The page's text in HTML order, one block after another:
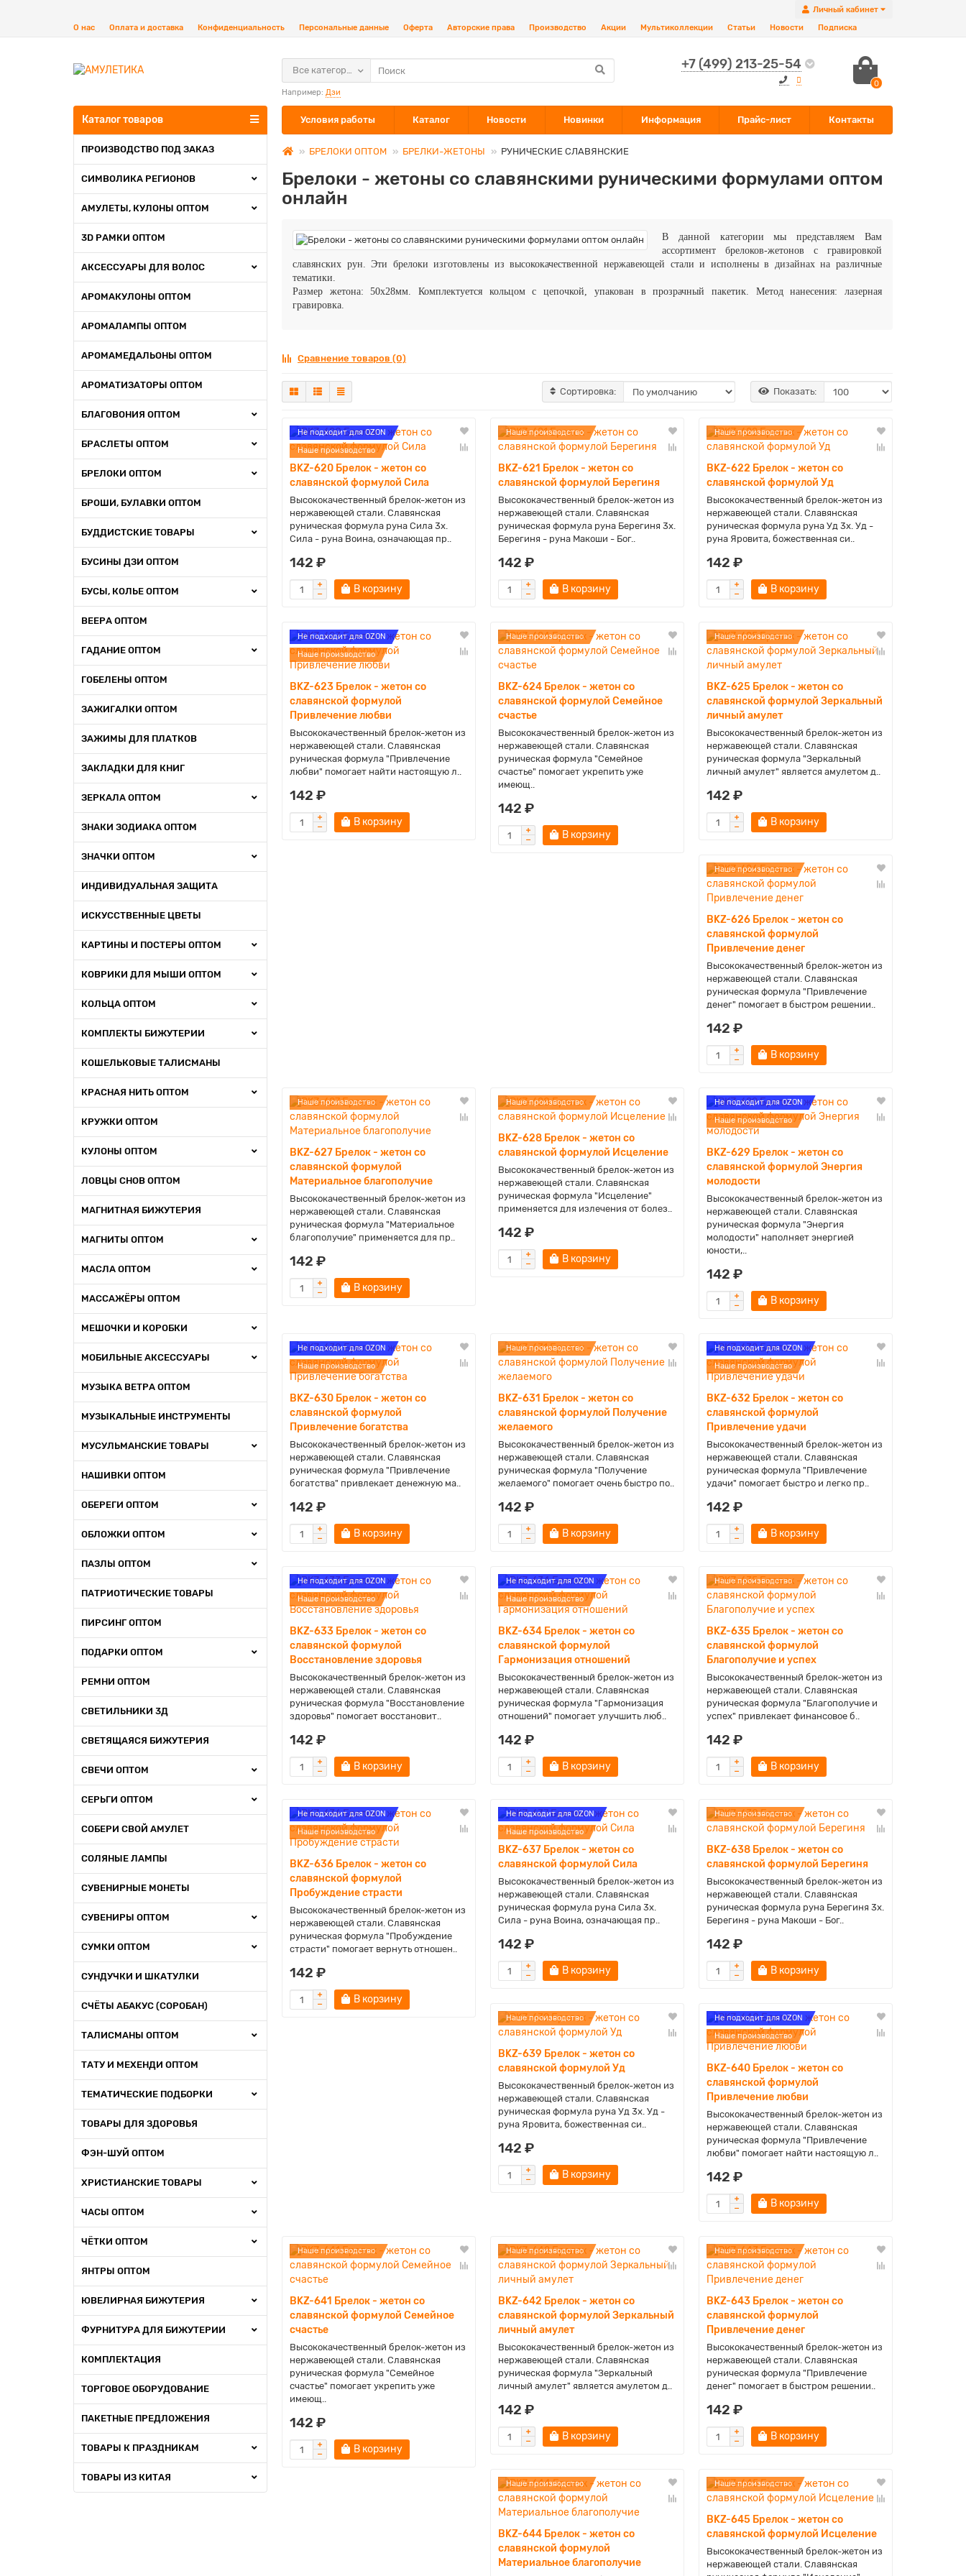
Личный кабинет
О нас
Оплата и доставка Конфиденциальность Персональные данные Оферта Авторские права Производство Акции Мультиколлекции Статьи Новости Подписка
+7 (499) 213-25-54
0
Все категории
Например: Дзи
Каталог товаров
ПРОИЗВОДСТВО ПОД ЗАКАЗ
СИМВОЛИКА РЕГИОНОВ
АМУЛЕТЫ, КУЛОНЫ ОПТОМ
3D РАМКИ ОПТОМ
АКСЕССУАРЫ ДЛЯ ВОЛОС
АРОМАКУЛОНЫ ОПТОМ
АРОМАЛАМПЫ ОПТОМ
АРОМАМЕДАЛЬОНЫ ОПТОМ
АРОМАТИЗАТОРЫ ОПТОМ
БЛАГОВОНИЯ ОПТОМ
БРАСЛЕТЫ ОПТОМ
БРЕЛОКИ ОПТОМ
БРОШИ, БУЛАВКИ ОПТОМ
БУДДИСТСКИЕ ТОВАРЫ
БУСИНЫ ДЗИ ОПТОМ
БУСЫ, КОЛЬЕ ОПТОМ
ВЕЕРА ОПТОМ
ГАДАНИЕ ОПТОМ
ГОБЕЛЕНЫ ОПТОМ
ЗАЖИГАЛКИ ОПТОМ
ЗАЖИМЫ ДЛЯ ПЛАТКОВ
ЗАКЛАДКИ ДЛЯ КНИГ
ЗЕРКАЛА ОПТОМ
ЗНАКИ ЗОДИАКА ОПТОМ
ЗНАЧКИ ОПТОМ
ИНДИВИДУАЛЬНАЯ ЗАЩИТА
ИСКУССТВЕННЫЕ ЦВЕТЫ
КАРТИНЫ И ПОСТЕРЫ ОПТОМ
КОВРИКИ ДЛЯ МЫШИ ОПТОМ
КОЛЬЦА ОПТОМ
КОМПЛЕКТЫ БИЖУТЕРИИ
КОШЕЛЬКОВЫЕ ТАЛИСМАНЫ
КРАСНАЯ НИТЬ ОПТОМ
КРУЖКИ ОПТОМ
КУЛОНЫ ОПТОМ
ЛОВЦЫ СНОВ ОПТОМ
МАГНИТНАЯ БИЖУТЕРИЯ
МАГНИТЫ ОПТОМ
МАСЛА ОПТОМ
МАССАЖЁРЫ ОПТОМ
МЕШОЧКИ И КОРОБКИ
МОБИЛЬНЫЕ АКСЕССУАРЫ
МУЗЫКА ВЕТРА ОПТОМ
МУЗЫКАЛЬНЫЕ ИНСТРУМЕНТЫ
МУСУЛЬМАНСКИЕ ТОВАРЫ
НАШИВКИ ОПТОМ
ОБЕРЕГИ ОПТОМ
ОБЛОЖКИ ОПТОМ
ПАЗЛЫ ОПТОМ
ПАТРИОТИЧЕСКИЕ ТОВАРЫ
ПИРСИНГ ОПТОМ
ПОДАРКИ ОПТОМ
РЕМНИ ОПТОМ
СВЕТИЛЬНИКИ 3Д
СВЕТЯЩАЯСЯ БИЖУТЕРИЯ
СВЕЧИ ОПТОМ
СЕРЬГИ ОПТОМ
СОБЕРИ СВОЙ АМУЛЕТ
СОЛЯНЫЕ ЛАМПЫ
СУВЕНИРНЫЕ МОНЕТЫ
СУВЕНИРЫ ОПТОМ
СУМКИ ОПТОМ
СУНДУЧКИ И ШКАТУЛКИ
СЧЁТЫ АБАКУС (СОРОБАН)
ТАЛИСМАНЫ ОПТОМ
ТАТУ И МЕХЕНДИ ОПТОМ
ТЕМАТИЧЕСКИЕ ПОДБОРКИ
ТОВАРЫ ДЛЯ ЗДОРОВЬЯ
ФЭН-ШУЙ ОПТОМ
ХРИСТИАНСКИЕ ТОВАРЫ
ЧАСЫ ОПТОМ
ЧЁТКИ ОПТОМ
ЯНТРЫ ОПТОМ
ЮВЕЛИРНАЯ БИЖУТЕРИЯ
ФУРНИТУРА ДЛЯ БИЖУТЕРИИ
КОМПЛЕКТАЦИЯ
ТОРГОВОЕ ОБОРУДОВАНИЕ
ПАКЕТНЫЕ ПРЕДЛОЖЕНИЯ
ТОВАРЫ К ПРАЗДНИКАМ
ТОВАРЫ ИЗ КИТАЯ
Условия работы Каталог Новости Новинки Информация Прайс-лист Контакты
БРЕЛОКИ ОПТОМ БРЕЛКИ-ЖЕТОНЫ РУНИЧЕСКИЕ СЛАВЯНСКИЕ
Брелоки - жетоны со славянскими руническими формулами оптом
онлайн
В данной категории мы представляем Вам
ассортимент брелоков-жетонов с гравировкой
славянских рун. Эти брелоки изготовлены из высококачественной нержавеющей стали и исполнены в дизайнах на различные
тематики.
Размер жетона: 50x28мм. Комплектуется кольцом с цепочкой, упакован в прозрачный пакетик. Метод нанесения: лазерная
гравировка.
Сравнение товаров (0)
Сортировка: Показать:
Не подходит для OZON
Наше производство
BKZ-620 Брелок - жетон со
славянской формулой Сила
Высококачественный брелок-жетон из
нержавеющей стали. Славянская
руническая формула руна Сила 3x.
Сила - руна Воина, означающая пр..
142 ₽
В корзину
Наше производство
BKZ-621 Брелок - жетон со
славянской формулой Берегиня
Высококачественный брелок-жетон из
нержавеющей стали. Славянская
руническая формула руна Берегиня 3x.
Берегиня - руна Макоши - Бог..
142 ₽
В корзину
Наше производство
BKZ-622 Брелок - жетон со
славянской формулой Уд
Высококачественный брелок-жетон из
нержавеющей стали. Славянская
руническая формула руна Уд 3x. Уд -
руна Яровита, божественная си..
142 ₽
В корзину
Не подходит для OZON
Наше производство
BKZ-623 Брелок - жетон со
славянской формулой
Привлечение любви
Высококачественный брелок-жетон из
нержавеющей стали. Славянская
руническая формула "Привлечение
любви" помогает найти настоящую л..
142 ₽
В корзину
Наше производство
BKZ-624 Брелок - жетон со
славянской формулой Семейное
счастье
Высококачественный брелок-жетон из
нержавеющей стали. Славянская
руническая формула "Семейное
счастье" помогает укрепить уже
имеющ..
142 ₽
В корзину
Наше производство
BKZ-625 Брелок - жетон со
славянской формулой Зеркальный
личный амулет
Высококачественный брелок-жетон из
нержавеющей стали. Славянская
руническая формула "Зеркальный
личный амулет" является амулетом д..
142 ₽
В корзину
Наше производство
BKZ-626 Брелок - жетон со
славянской формулой
Привлечение денег
Высококачественный брелок-жетон из
нержавеющей стали. Славянская
руническая формула "Привлечение
денег" помогает в быстром решении..
142 ₽
В корзину
Наше производство
BKZ-627 Брелок - жетон со
славянской формулой
Материальное благополучие
Высококачественный брелок-жетон из
нержавеющей стали. Славянская
руническая формула "Материальное
благополучие" применяется для пр..
142 ₽
В корзину
Наше производство
BKZ-628 Брелок - жетон со
славянской формулой Исцеление
Высококачественный брелок-жетон из
нержавеющей стали. Славянская
руническая формула "Исцеление"
применяется для излечения от болез..
142 ₽
В корзину
Не подходит для OZON
Наше производство
BKZ-629 Брелок - жетон со
славянской формулой Энергия
молодости
Высококачественный брелок-жетон из
нержавеющей стали. Славянская
руническая формула "Энергия
молодости" наполняет энергией
юности,..
142 ₽
В корзину
Не подходит для OZON
Наше производство
BKZ-630 Брелок - жетон со
славянской формулой
Привлечение богатства
Высококачественный брелок-жетон из
нержавеющей стали. Славянская
руническая формула "Привлечение
богатства" привлекает денежную ма..
142 ₽
В корзину
Наше производство
BKZ-631 Брелок - жетон со
славянской формулой Получение
желаемого
Высококачественный брелок-жетон из
нержавеющей стали. Славянская
руническая формула "Получение
желаемого" помогает очень быстро по..
142 ₽
В корзину
Не подходит для OZON
Наше производство
BKZ-632 Брелок - жетон со
славянской формулой
Привлечение удачи
Высококачественный брелок-жетон из
нержавеющей стали. Славянская
руническая формула "Привлечение
удачи" помогает быстро и легко пр..
142 ₽
В корзину
Не подходит для OZON
Наше производство
BKZ-633 Брелок - жетон со
славянской формулой
Восстановление здоровья
Высококачественный брелок-жетон из
нержавеющей стали. Славянская
руническая формула "Восстановление
здоровья" помогает восстановит..
142 ₽
В корзину
Не подходит для OZON
Наше производство
BKZ-634 Брелок - жетон со
славянской формулой
Гармонизация отношений
Высококачественный брелок-жетон из
нержавеющей стали. Славянская
руническая формула "Гармонизация
отношений" помогает улучшить люб..
142 ₽
В корзину
Наше производство
BKZ-635 Брелок - жетон со
славянской формулой
Благополучие и успех
Высококачественный брелок-жетон из
нержавеющей стали. Славянская
руническая формула "Благополучие и
успех" привлекает финансовое б..
142 ₽
В корзину
Не подходит для OZON
Наше производство
BKZ-636 Брелок - жетон со
славянской формулой
Пробуждение страсти
Высококачественный брелок-жетон из
нержавеющей стали. Славянская
руническая формула "Пробуждение
страсти" помогает вернуть отношен..
142 ₽
В корзину
Не подходит для OZON
Наше производство
BKZ-637 Брелок - жетон со
славянской формулой Сила
Высококачественный брелок-жетон из
нержавеющей стали. Славянская
руническая формула руна Сила 3x.
Сила - руна Воина, означающая пр..
142 ₽
В корзину
Наше производство
BKZ-638 Брелок - жетон со
славянской формулой Берегиня
Высококачественный брелок-жетон из
нержавеющей стали. Славянская
руническая формула руна Берегиня 3x.
Берегиня - руна Макоши - Бог..
142 ₽
В корзину
Наше производство
BKZ-639 Брелок - жетон со
славянской формулой Уд
Высококачественный брелок-жетон из
нержавеющей стали. Славянская
руническая формула руна Уд 3x. Уд -
руна Яровита, божественная си..
142 ₽
В корзину
Не подходит для OZON
Наше производство
BKZ-640 Брелок - жетон со
славянской формулой
Привлечение любви
Высококачественный брелок-жетон из
нержавеющей стали. Славянская
руническая формула "Привлечение
любви" помогает найти настоящую л..
142 ₽
В корзину
Наше производство
BKZ-641 Брелок - жетон со
славянской формулой Семейное
счастье
Высококачественный брелок-жетон из
нержавеющей стали. Славянская
руническая формула "Семейное
счастье" помогает укрепить уже
имеющ..
142 ₽
В корзину
Наше производство
BKZ-642 Брелок - жетон со
славянской формулой Зеркальный
личный амулет
Высококачественный брелок-жетон из
нержавеющей стали. Славянская
руническая формула "Зеркальный
личный амулет" является амулетом д..
142 ₽
В корзину
Наше производство
BKZ-643 Брелок - жетон со
славянской формулой
Привлечение денег
Высококачественный брелок-жетон из
нержавеющей стали. Славянская
руническая формула "Привлечение
денег" помогает в быстром решении..
142 ₽
В корзину
Наше производство
BKZ-644 Брелок - жетон со
славянской формулой
Материальное благополучие
Наше производство
BKZ-645 Брелок - жетон со
славянской формулой Исцеление
Высококачественный брелок-жетон из
нержавеющей стали. Славянская